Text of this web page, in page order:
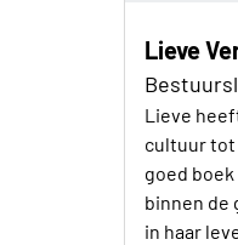
Lieve
Lieve
cultuur tot
goed
binnen de
in haar